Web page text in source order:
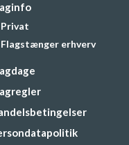
Privat
Flagstænger erhverv